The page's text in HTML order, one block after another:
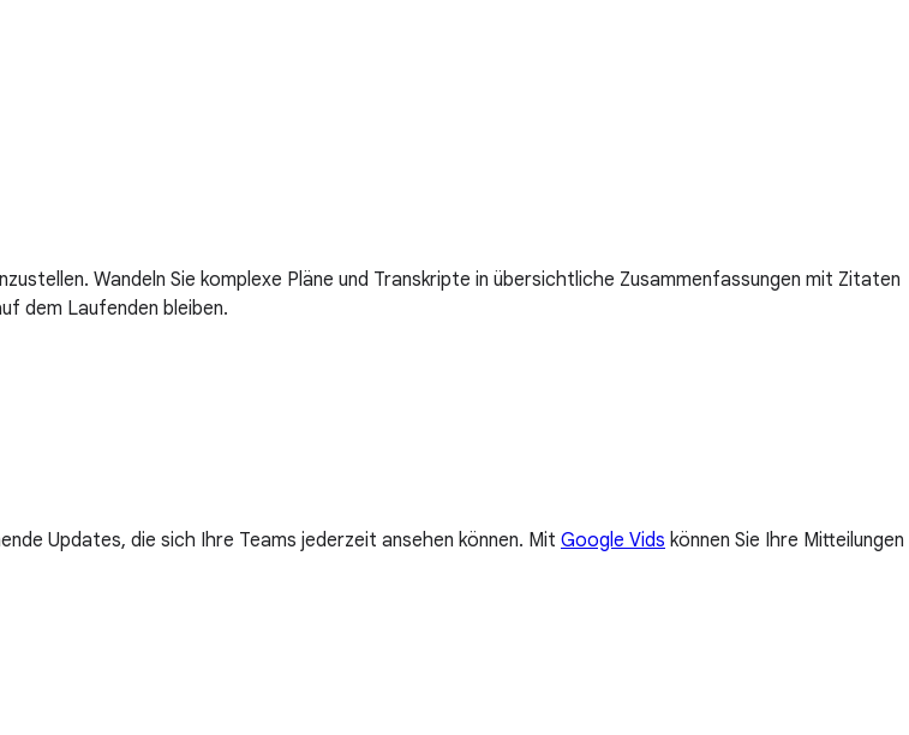
Wandeln Sie komplexe Pläne und Transkripte in übersichtliche Zusammenfassungen mit Zitaten
dem Laufenden bleiben.
Updates, die sich Ihre Teams jederzeit ansehen können. Mit Google Vids können Sie Ihre Mitteilungen